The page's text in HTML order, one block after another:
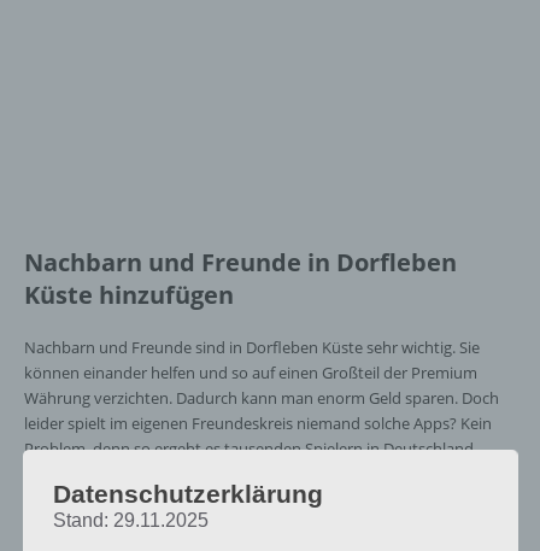
Nachbarn und Freunde in Dorfleben
Küste hinzufügen
Nachbarn und Freunde sind in Dorfleben Küste sehr wichtig. Sie
können einander helfen und so auf einen Großteil der Premium
Währung verzichten. Dadurch kann man enorm Geld sparen. Doch
leider spielt im eigenen Freundeskreis niemand solche Apps? Kein
Problem, denn so ergeht es tausenden Spielern in Deutschland.
Entsprechend wollen wir euch auch bei Dorfleben Küste helfen,
damit ihr neue Nachbarn und Freunde problemlos findet und
Datenschutzerklärung
Stand: 29.11.2025